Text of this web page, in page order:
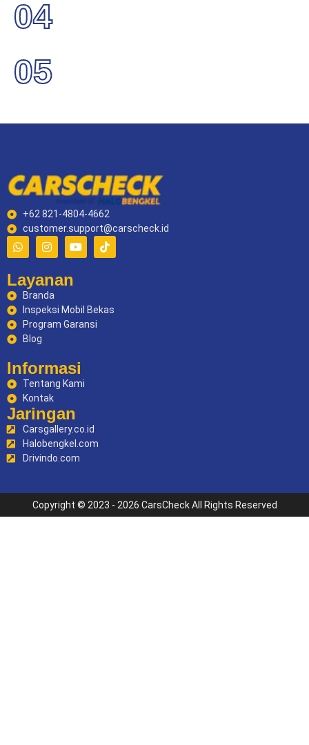
04
05
+62 821-4804-4662
customer.support@carscheck.id
Layanan
Branda
Inspeksi Mobil Bekas
Program Garansi
Blog
Informasi
Tentang Kami
Kontak
Jaringan
Carsgallery.co.id
Halobengkel.com
Drivindo.com
Copyright © 2023 - 2026 CarsCheck All Rights Reserved